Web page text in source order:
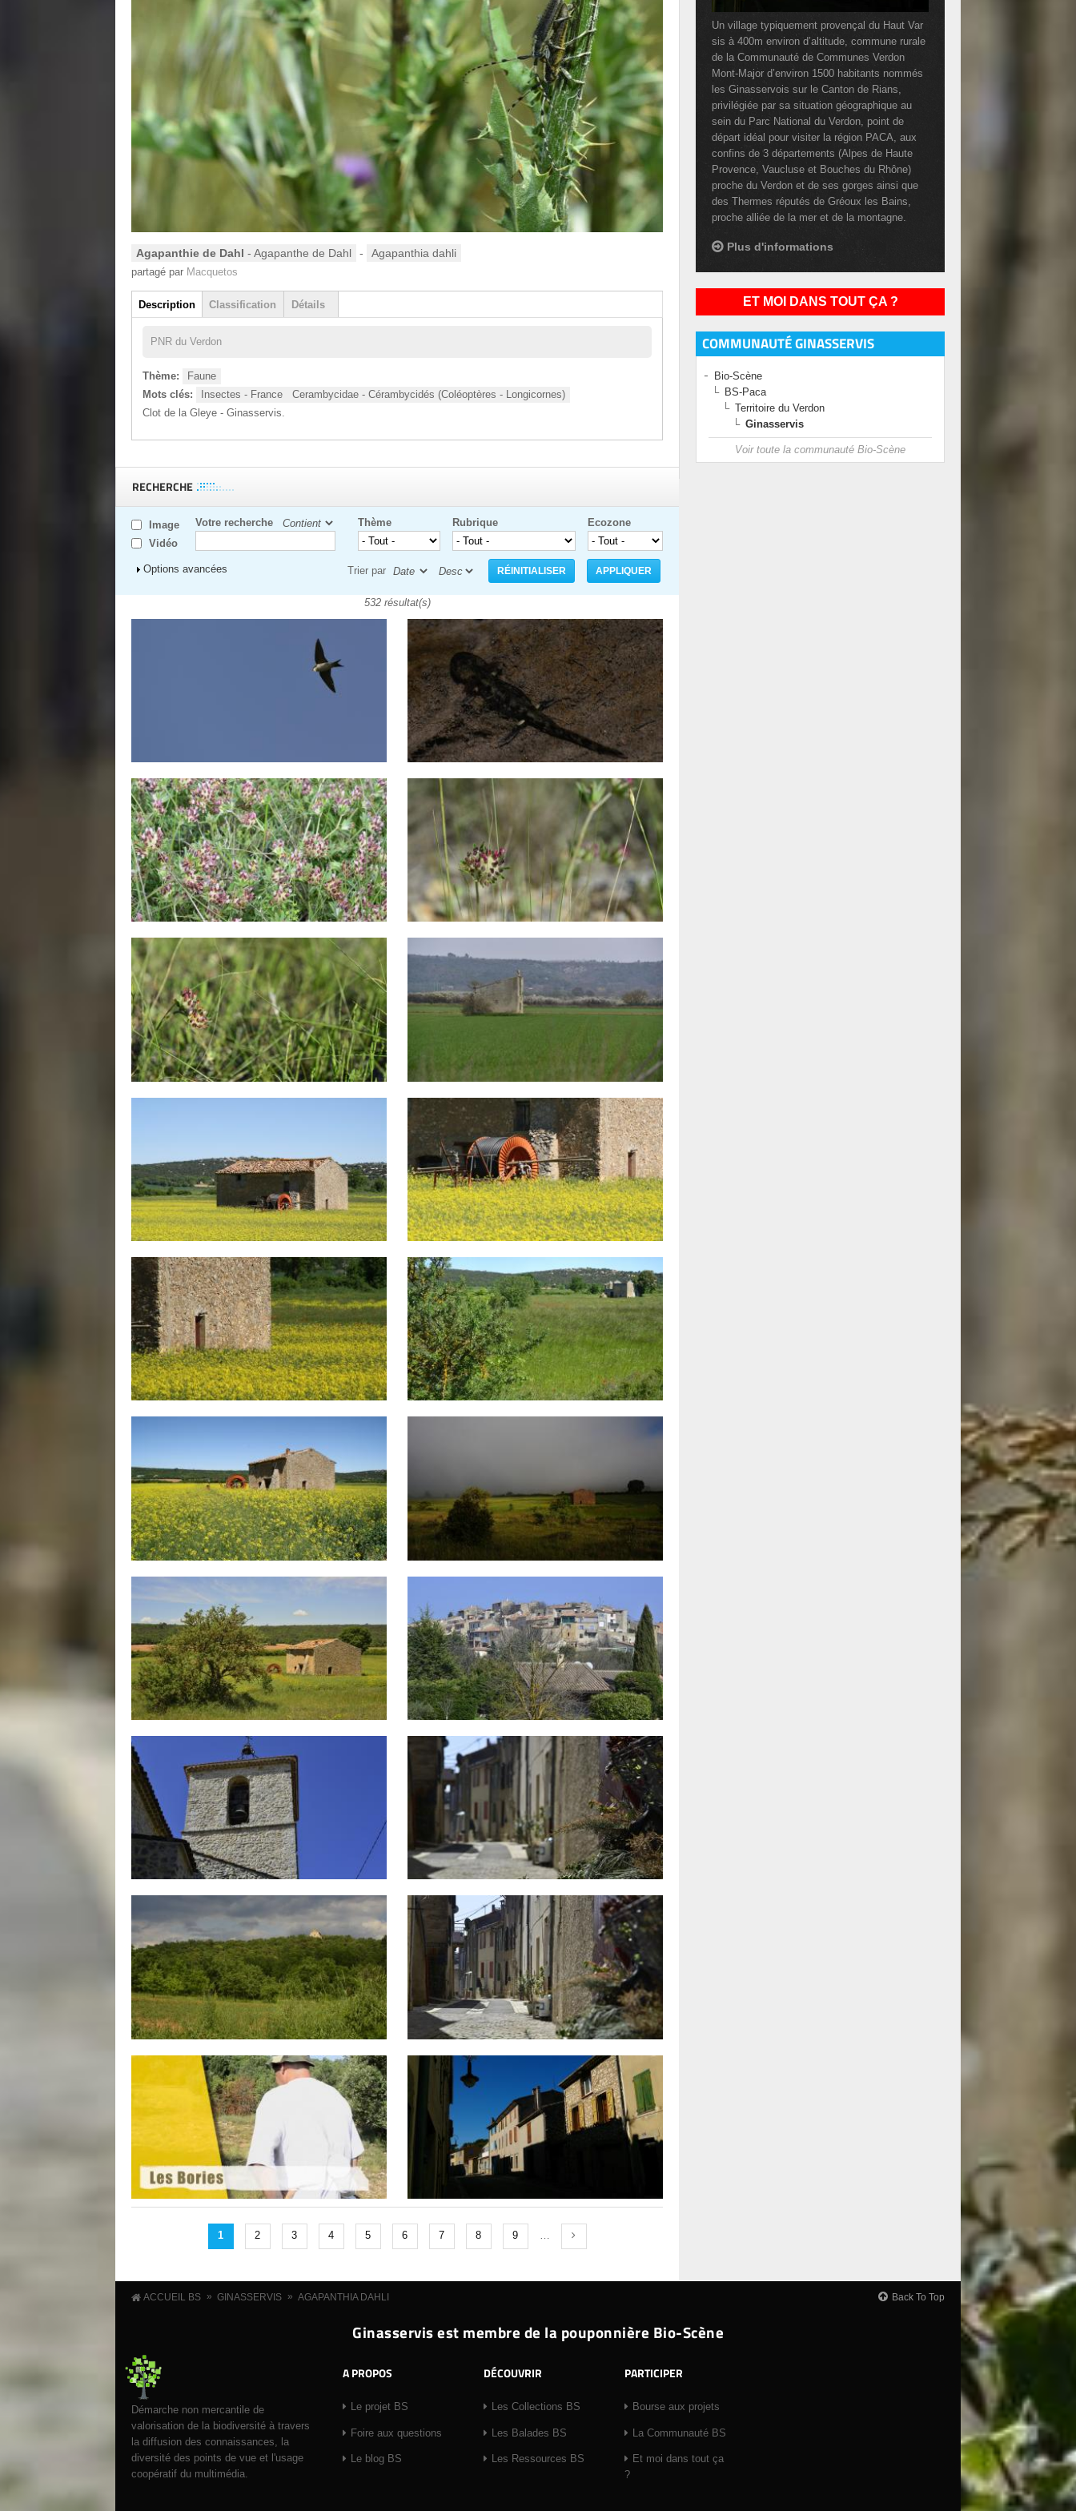
Agapanthie de Dahl - Agapanthe de Dahl - Agapanthia dahli
partagé par Macquetos
Groupe
Description
(onglet actif)
Classification Détails
PNR du Verdon
Thème:
Faune
Mots clés:
Insectes - France
Cerambycidae - Cérambycidés (Coléoptères - Longicornes)
Clot de la Gleye - Ginasservis.
RECHERCHE
Image
Vidéo
Votre recherche Ecozone
Rubrique
Thème
Afficher
Options avancées Trier par
532 résultat(s)
Pages
1 2 3 4 5 6 7 8 9 …
Un village typiquement provençal du Haut Var
sis à 400m environ d’altitude, commune rurale
de la Communauté de Communes Verdon
Mont-Major d’environ 1500 habitants nommés
les Ginasservois sur le Canton de Rians,
privilégiée par sa situation géographique au
sein du Parc National du Verdon, point de
départ idéal pour visiter la région PACA, aux
confins de 3 départements (Alpes de Haute
Provence, Vaucluse et Bouches du Rhône)
proche du Verdon et de ses gorges ainsi que
des Thermes réputés de Gréoux les Bains,
proche alliée de la mer et de la montagne.
Plus d'informations
ET MOI DANS TOUT ÇA ?
COMMUNAUTÉ GINASSERVIS
Bio-Scène
BS-Paca
Territoire du Verdon
Ginasservis
Voir toute la communauté Bio-Scène
ACCUEIL BS » GINASSERVIS » AGAPANTHIA DAHLI Back To Top
Ginasservis est membre de la pouponnière Bio-Scène
Démarche non mercantile de
valorisation de la biodiversité à travers
la diffusion des connaissances, la
diversité des points de vue et l'usage
coopératif du multimédia.
A PROPOS
Le projet BS
Foire aux questions
Le blog BS
DÉCOUVRIR
Les Collections BS
Les Balades BS
Les Ressources BS
PARTICIPER
Bourse aux projets
La Communauté BS
Et moi dans tout ça
?